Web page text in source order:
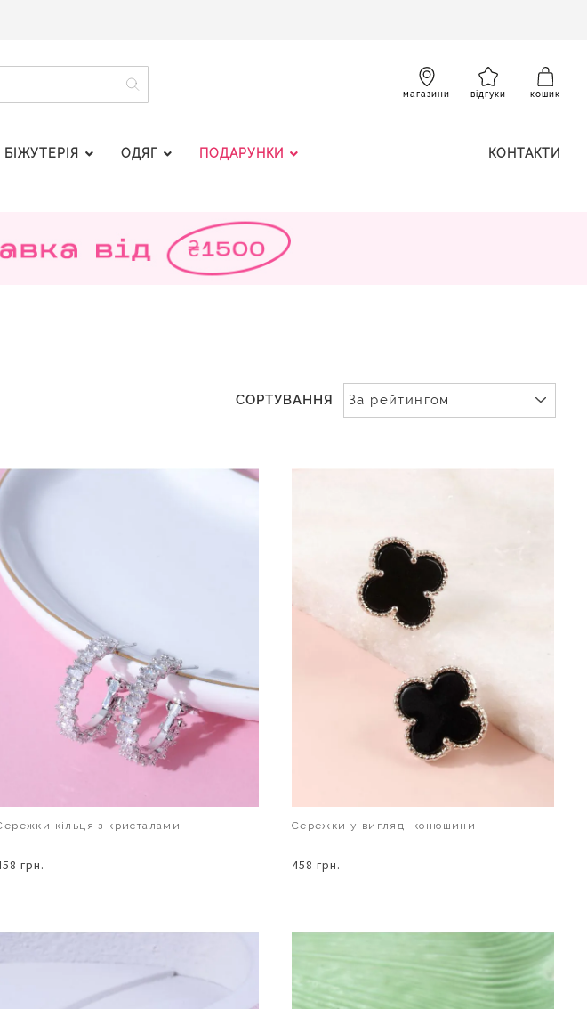
ПОШУК
магазини відгуки кошик
БІЖУТЕРІЯ ОДЯГ ПОДАРУНКИ КОНТАКТИ
СОРТУВАННЯ
кільця з кристалами
грн.
Сережки у вигляді конюшини
458 грн.